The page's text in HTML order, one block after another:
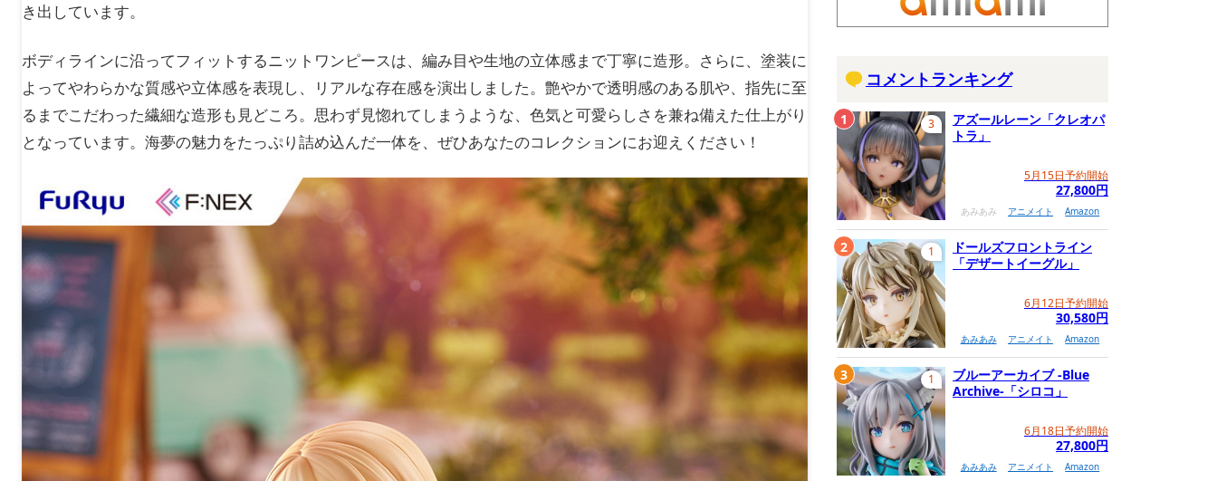
き出しています。
ボディラインに沿ってフィットするニットワンピースは、編み目や生地の立体感まで丁寧に造形。さらに、塗装に
よってやわらかな質感や立体感を表現し、リアルな存在感を演出しました。艶やかで透明感のある肌や、指先に至
るまでこだわった繊細な造形も見どころ。思わず見惚れてしまうような、色気と可愛らしさを兼ね備えた仕上がり
となっています。海夢の魅力をたっぷり詰め込んだ一体を、ぜひあなたのコレクションにお迎えください！
コメントランキング
アズールレーン「クレオパ
トラ」
5月15日予約開始
27,800円
あみあみ アニメイト Amazon
3
1
ドールズフロントライン
「デザートイーグル」
6月12日予約開始
30,580円
あみあみ アニメイト Amazon
1
2
ブルーアーカイブ -Blue
Archive-「シロコ」
6月18日予約開始
27,800円
あみあみ アニメイト Amazon
1
3